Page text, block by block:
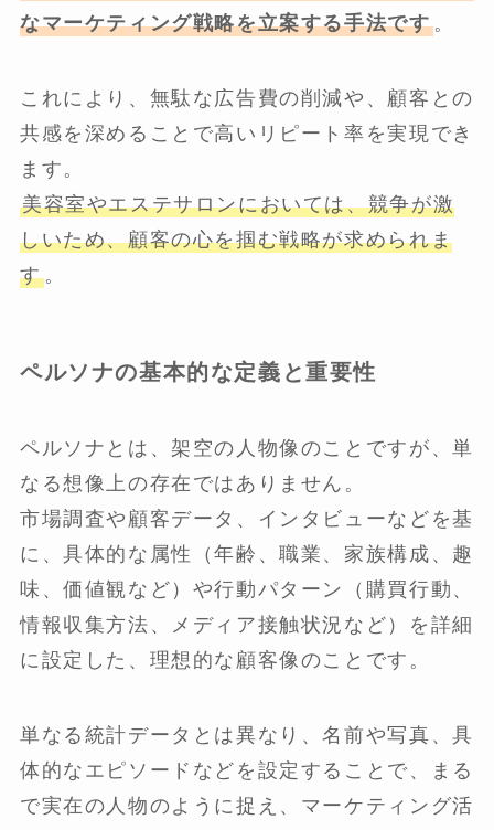
なマーケティング戦略を立案する手法です。
これにより、無駄な広告費の削減や、顧客との
共感を深めることで高いリピート率を実現でき
ます。
美容室やエステサロンにおいては、競争が激
しいため、顧客の心を掴む戦略が求められま
す。
ペルソナの基本的な定義と重要性
ペルソナとは、架空の人物像のことですが、単
なる想像上の存在ではありません。
市場調査や顧客データ、インタビューなどを基
に、具体的な属性（年齢、職業、家族構成、趣
味、価値観など）や行動パターン（購買行動、
情報収集方法、メディア接触状況など）を詳細
に設定した、理想的な顧客像のことです。
単なる統計データとは異なり、名前や写真、具
体的なエピソードなどを設定することで、まる
で実在の人物のように捉え、マーケティング活